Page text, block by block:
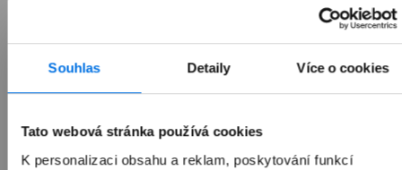
Souhlas Detaily Více o cookies
Tato webová stránka používá cookies
K personalizaci obsahu a reklam, poskytování funkcí